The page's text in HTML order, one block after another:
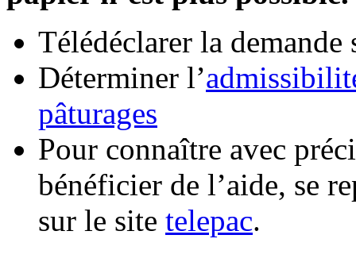
Télédéclarer la
Déterminer l’
pâturages
Pour connaître avec
bénéficier de l’aide, se
sur le site telepac.